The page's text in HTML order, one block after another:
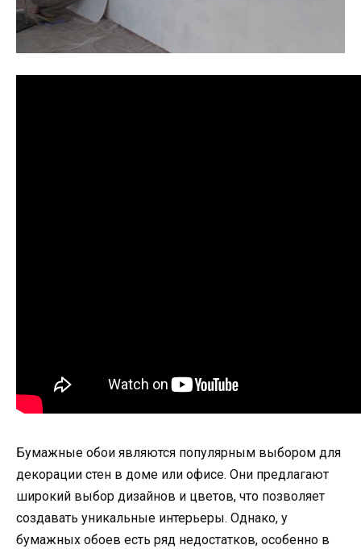
Бумажные обои являются популярным выбором для
декорации стен в доме или офисе. Они предлагают
широкий выбор дизайнов и цветов, что позволяет
создавать уникальные интерьеры. Однако, у
бумажных обоев есть ряд недостатков, особенно в